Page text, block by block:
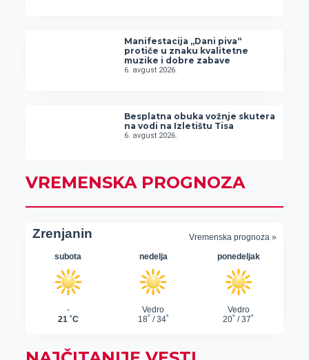
Manifestacija „Dani piva“
protiče u znaku kvalitetne
muzike i dobre zabave
6. avgust 2026.
Besplatna obuka vožnje skutera
na vodi na Izletištu Tisa
6. avgust 2026.
VREMENSKA PROGNOZA